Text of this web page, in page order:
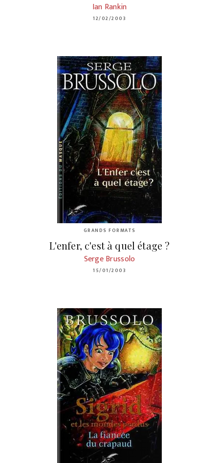
Ian Rankin
12/02/2003
GRANDS FORMATS
L'enfer, c'est à quel étage ?
Serge Brussolo
15/01/2003